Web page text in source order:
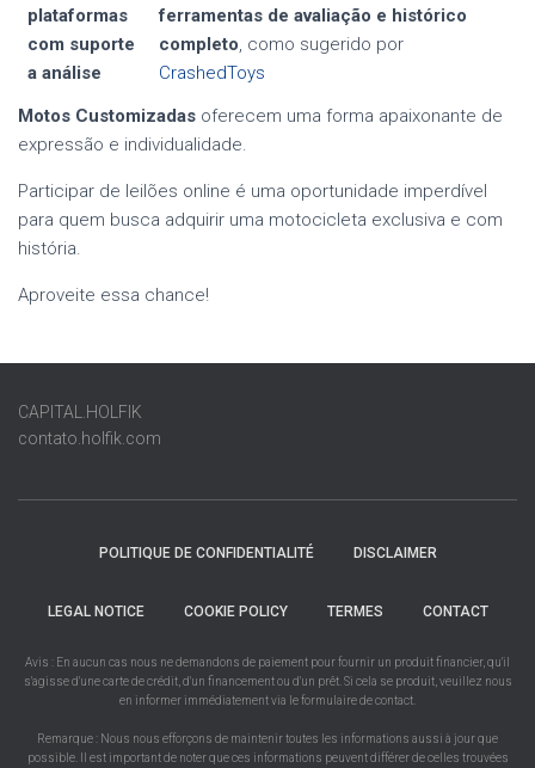
plataformas
com suporte
a análise
ferramentas de avaliação e histórico
completo, como sugerido por
CrashedToys
Motos Customizadas oferecem uma forma apaixonante de
expressão e individualidade.
Participar de leilões online é uma oportunidade imperdível
para quem busca adquirir uma motocicleta exclusiva e com
história.
Aproveite essa chance!
CAPITAL.HOLFIK
contato.holfik.com
POLITIQUE DE CONFIDENTIALITÉ DISCLAIMER
LEGAL NOTICE COOKIE POLICY TERMES CONTACT
Avis : En aucun cas nous ne demandons de paiement pour fournir un produit financier, qu'il
s'agisse d'une carte de crédit, d'un financement ou d'un prêt. Si cela se produit, veuillez nous
en informer immédiatement via le formulaire de contact.
Remarque : Nous nous efforçons de maintenir toutes les informations aussi à jour que
possible. Il est important de noter que ces informations peuvent différer de celles trouvées